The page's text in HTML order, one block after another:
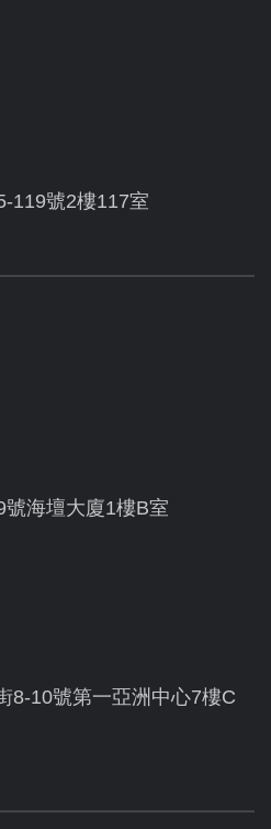
119號2樓117室
海壇大廈1樓B室
8-10號第一亞洲中心7樓C